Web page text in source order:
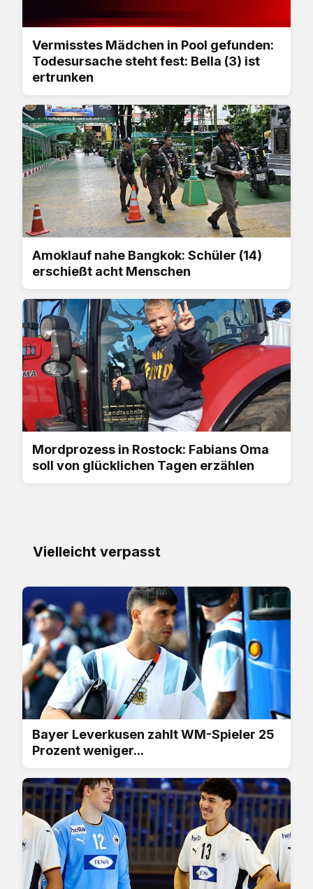
Vermisstes Mädchen in Pool gefunden:
Todesursache steht fest: Bella (3) ist
ertrunken
Amoklauf nahe Bangkok: Schüler (14)
erschießt acht Menschen
Mordprozess in Rostock: Fabians Oma
soll von glücklichen Tagen erzählen
Vielleicht verpasst
Bayer Leverkusen zahlt WM-Spieler 25
Prozent weniger...